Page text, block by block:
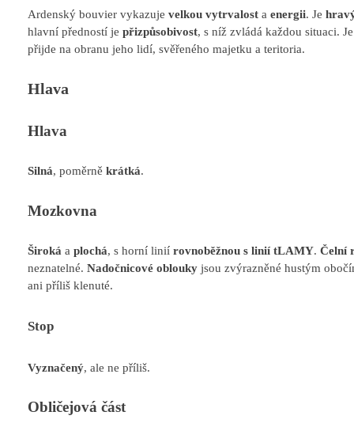
Ardenský bouvier vykazuje velkou vytrvalost a energii. Je
hlavní předností je přizpůsobivost, s níž zvládá každou situaci.
přijde na obranu jeho lidí, svěřeného majetku a teritoria.
Hlava
Hlava
Silná, poměrně krátká.
Mozkovna
Široká a plochá, s horní linií rovnoběžnou s linií tLAMY. Čelní
neznatelné. Nadočnicové oblouky jsou zvýrazněné hustým
ani příliš klenuté.
Stop
Vyznačený, ale ne příliš.
Obličejová část